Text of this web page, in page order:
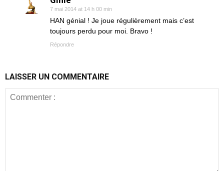
7 mai 2014 at 14 h 00 min
HAN génial ! Je joue régulièrement mais c’est
toujours perdu pour moi. Bravo !
Répondre
LAISSER UN COMMENTAIRE